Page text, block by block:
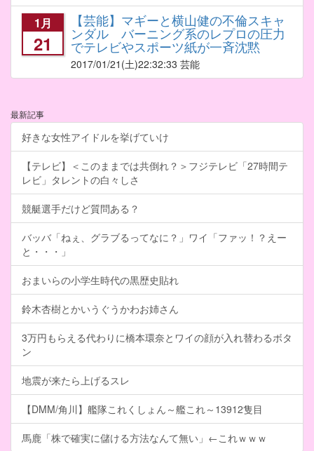
1月
21
【芸能】マギーと横山健の不倫スキャ
ンダル バーニング系のレプロの圧力
でテレビやスポーツ紙が一斉沈黙
2017/01/21 (土)22:32:33 芸能
最新記事
好きな女性アイドルを挙げていけ
【テレビ】＜このままでは共倒れ？＞フジテレビ「27時間テ
レビ」タレントの白々しさ
競艇選手だけど質問ある？
バッバ「ねぇ、グラブるってなに？」ワイ「ファッ！？えー
と・・・」
おまいらの小学生時代の黒歴史貼れ
鈴木杏樹とかいうぐうかわお姉さん
3万円もらえる代わりに橋本環奈とワイの顔が入れ替わるボタ
ン
地震が来たら上げるスレ
【DMM/角川】艦隊これくしょん～艦これ～13912隻目
馬鹿「株で確実に儲ける方法なんて無い」←これｗｗｗ